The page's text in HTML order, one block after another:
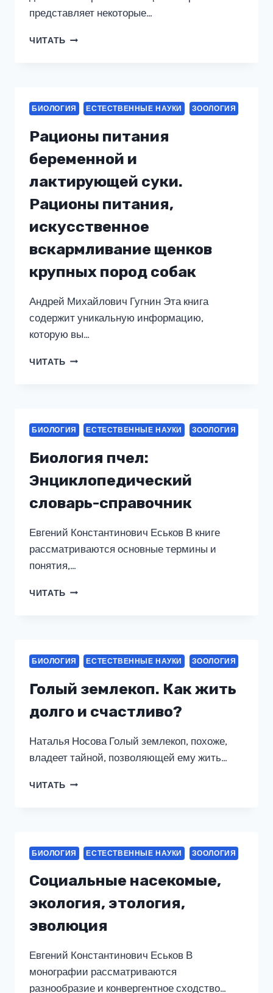
представляет некоторые…
ЧИТАТЬ БЕСПОЗВОНОЧНЫЕ
БИОЛОГИЯ ЕСТЕСТВЕННЫЕ НАУКИ ЗООЛОГИЯ
Рационы питания
беременной и
лактирующей суки.
Рационы питания,
искусственное
вскармливание щенков
крупных пород собак
Андрей Михайлович Гугнин Эта книга
содержит уникальную информацию,
которую вы…
ЧИТАТЬ РАЦИОНЫ
СУКИ.
РАЦИОНЫ
ИСКУССТВЕННОЕ
ЩЕНКОВ
КРУПНЫХ
ПОРОД
БИОЛОГИЯ ЕСТЕСТВЕННЫЕ НАУКИ ЗООЛОГИЯ
Биология пчел:
Энциклопедический
словарь-справочник
Евгений Константинович Еськов В книге
рассматриваются основные термины и
понятия,…
ЧИТАТЬ БИОЛОГИЯ
БИОЛОГИЯ ЕСТЕСТВЕННЫЕ НАУКИ ЗООЛОГИЯ
Голый землекоп. Как жить
долго и счастливо?
Наталья Носова Голый землекоп, похоже,
владеет тайной, позволяющей ему жить…
ЧИТАТЬ ГОЛЫЙ
И
СЧАСТЛИВО?
БИОЛОГИЯ ЕСТЕСТВЕННЫЕ НАУКИ ЗООЛОГИЯ
Социальные насекомые,
экология, этология,
эволюция
Евгений Константинович Еськов В
монографии рассматриваются
разнообразие и конвергентное сходство…